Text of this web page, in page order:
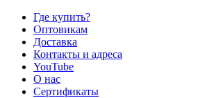
Где купить?
Оптовикам
Доставка
Контакты и адреса
YouTube
О нас
Сертификаты